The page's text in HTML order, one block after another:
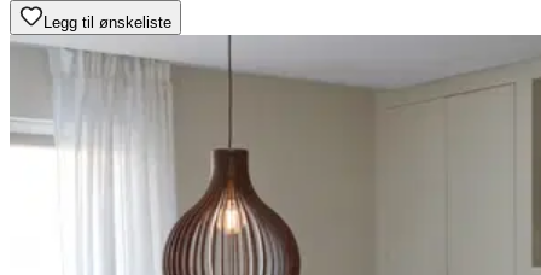
Legg til ønskeliste